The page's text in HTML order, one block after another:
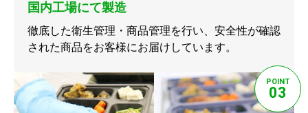
国内工場にて製造
徹底した衛生管理・商品管理を行い、安全性が確認
された商品をお客様にお届けしています。
POINT
03